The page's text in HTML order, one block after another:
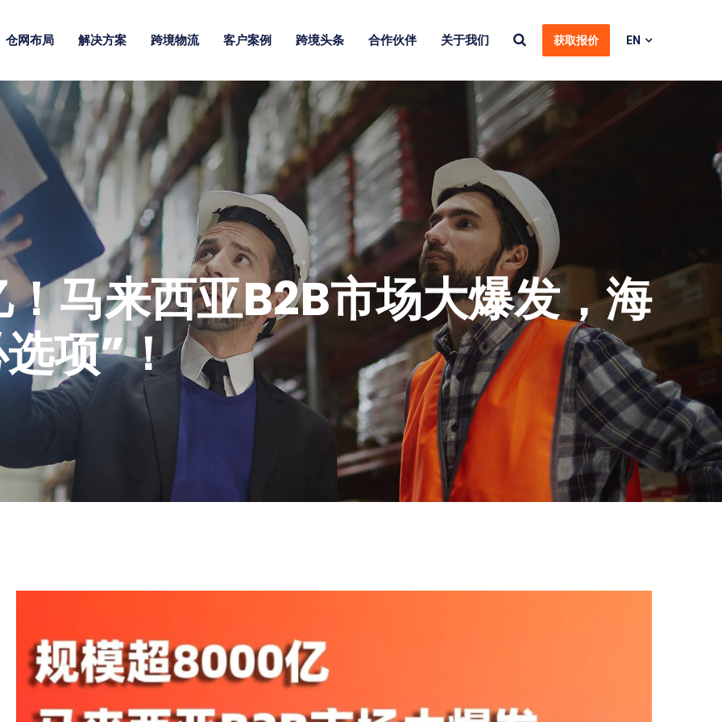
仓网布局 解决方案 跨境物流 客户案例 跨境头条 合作伙伴 关于我们 获取报价 EN
马来西亚B2B市场大爆发，海
项”！